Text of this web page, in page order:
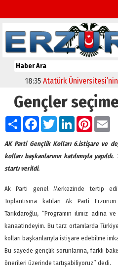
18:35 Atatürk Üniversitesi’nin
Gençler
PaylaşFacebook
TwitterLinkedIn
AK Parti Gençlik Kolları 6.istişare ve
kolları başkanlarının katılımıyla
startı verildi.
Ak Parti genel Merkezinde tertip
Toplantısına katılan Ak Parti
Tarıkdaroğlu, “Programın ilimiz adına
kanaatindeyim. Bu tarz ortamlarda
kolları başkanlarıyla istişare edebilme
Bu sayede gençlik sorunlarına, farklı
önerileri üzerinde tartışabiliyoruz” dedi.